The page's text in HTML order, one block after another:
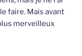
faire. Mais avant
merveilleux